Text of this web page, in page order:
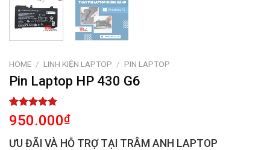
HOME / LINH KIỆN LAPTOP / PIN LAPTOP
Pin Laptop HP 430 G6
Rated
5.00
out of 5
based on
1
customer
950.000₫
ƯU ĐÃI VÀ HỖ TRỢ TẠI TRÂM ANH LAPTOP